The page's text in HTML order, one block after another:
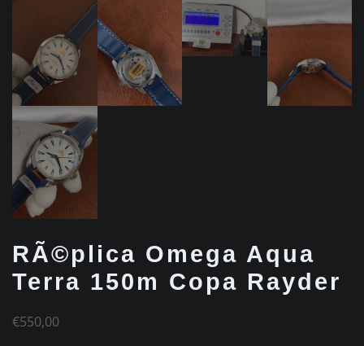
RÃ©plica Omega Aqua
Terra 150m Copa Rayder
€550,00